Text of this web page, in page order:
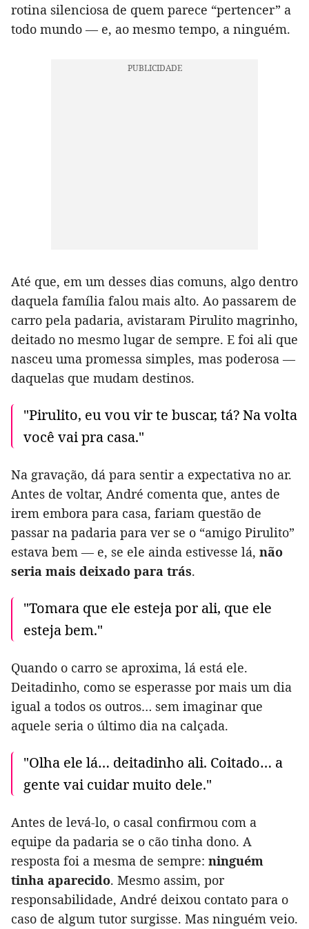
rotina silenciosa de quem parece “pertencer” a
todo mundo — e, ao mesmo tempo, a ninguém.
Até que, em um desses dias comuns, algo dentro
daquela família falou mais alto. Ao passarem de
carro pela padaria, avistaram Pirulito magrinho,
deitado no mesmo lugar de sempre. E foi ali que
nasceu uma promessa simples, mas poderosa —
daquelas que mudam destinos.
"Pirulito, eu vou vir te buscar, tá? Na volta
você vai pra casa."
Na gravação, dá para sentir a expectativa no ar.
Antes de voltar, André comenta que, antes de
irem embora para casa, fariam questão de
passar na padaria para ver se o “amigo Pirulito”
estava bem — e, se ele ainda estivesse lá, não
seria mais deixado para trás.
"Tomara que ele esteja por ali, que ele
esteja bem."
Quando o carro se aproxima, lá está ele.
Deitadinho, como se esperasse por mais um dia
igual a todos os outros… sem imaginar que
aquele seria o último dia na calçada.
"Olha ele lá… deitadinho ali. Coitado… a
gente vai cuidar muito dele."
Antes de levá-lo, o casal confirmou com a
equipe da padaria se o cão tinha dono. A
resposta foi a mesma de sempre: ninguém
tinha aparecido. Mesmo assim, por
responsabilidade, André deixou contato para o
caso de algum tutor surgisse. Mas ninguém veio.